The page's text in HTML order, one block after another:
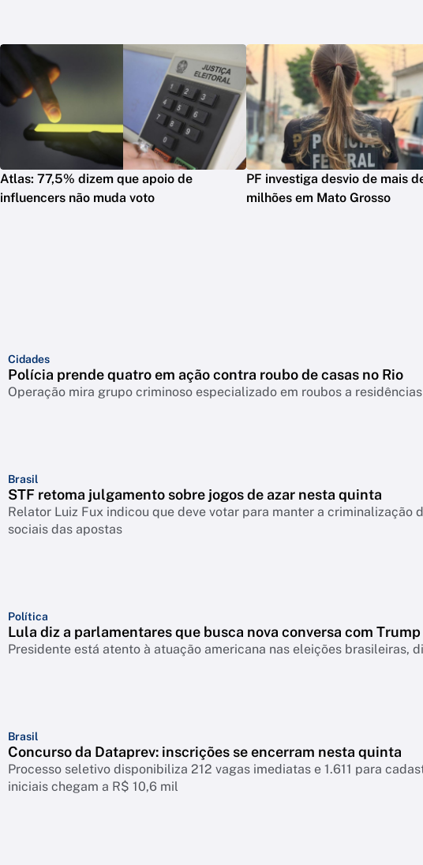
Atlas: 77,5% dizem que apoio de
influencers não muda voto
PF investiga desvio de mais
milhões em Mato Grosso
Cidades
Polícia prende quatro em ação contra roubo de casas no Rio
Operação mira grupo criminoso especializado em roubos a
Brasil
STF retoma julgamento sobre jogos de azar nesta quinta
Relator Luiz Fux indicou que deve votar para manter a criminalização
sociais das apostas
Política
Lula diz a parlamentares que busca nova conversa com Trump
Presidente está atento à atuação americana nas eleições brasileiras,
Brasil
Concurso da Dataprev: inscrições se encerram nesta quinta
Processo seletivo disponibiliza 212 vagas imediatas e 1.611 para
iniciais chegam a R$ 10,6 mil